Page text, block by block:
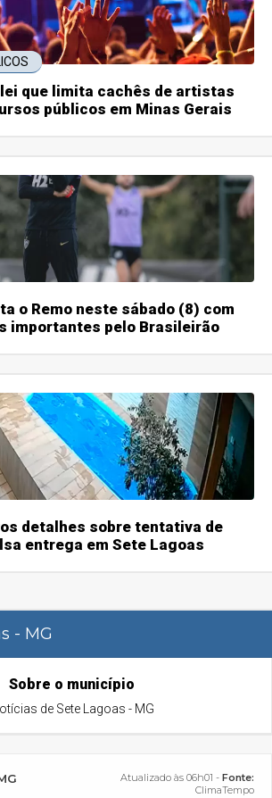
que limita cachês de artistas
públicos em Minas Gerais
o Remo neste sábado (8) com
importantes pelo Brasileirão
detalhes sobre tentativa de
entrega em Sete Lagoas
- MG
Sobre o município
de Sete Lagoas - MG
Atualizado às 06h01 - Fonte:
ClimaTempo